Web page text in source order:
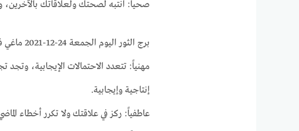
صحياً: انتبه لصحتك ولعلاقاتك
برج الثور اليوم الجمعة 24-12-2021 ماغي فرح على الصعيد المهني و العاطفي والصحي
مهنياً: تتعدد الاحتمالات الإيجابية،
إنتاجية وإيجابية.
عاطفياً: ركز في علاقتك ولا تكرر أخطاء